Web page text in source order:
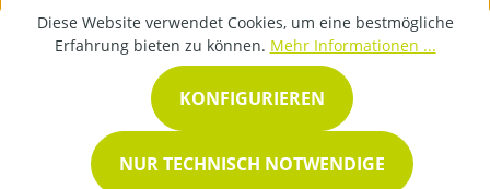
Diese Website verwendet Cookies, um eine bestmögliche
Erfahrung bieten zu können. Mehr Informationen ...
NUR TECHNISCH NOTWENDIGE
KONFIGURIEREN